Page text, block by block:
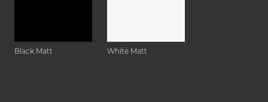
Black Matt White Matt